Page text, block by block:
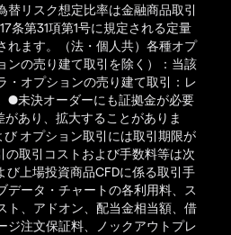
替リスク想定比率は金融商品取引
条第31項第1号に規定される定量
れます。（法・個人共）各種オプ
ンの売り建て取引を除く）：当該
・オプションの売り建て取引：レ
●未決オーダーにも証拠金が必要
あり、拡大することがありま
オプション取引には取引期限が
の取引コストおよび手数料等は次
び上場投資商品CFDに係る取引手
データ・チャートの各利用料、ス
ト、アドオン、配当金相当額、借
ジ注文保証料、ノックアウトプレ